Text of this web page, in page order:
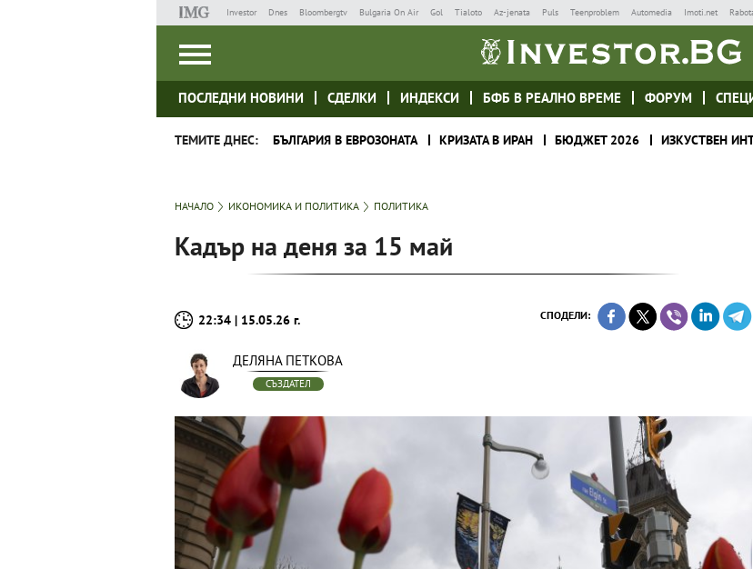
Investor Dnes Bloombergtv Bulgaria On Air Gol Tialoto Az-jenata Puls Teenproblem Automedia Imoti.net
ПОСЛЕДНИ НОВИНИ СДЕЛКИ ИНДЕКСИ БФБ В РЕАЛНО ВРЕМЕ ФОРУМ
ТЕМИТЕ ДНЕС: БЪЛГАРИЯ В ЕВРОЗОНАТА КРИЗАТА В ИРАН БЮДЖЕТ 2026 ИЗКУСТВЕН
НАЧАЛО ИКОНОМИКА И ПОЛИТИКА ПОЛИТИКА
Кадър на деня за 15 май
22:34 | 15.05.26 г. СПОДЕЛИ:
ДЕЛЯНА ПЕТКОВА
СЪЗДАТЕЛ